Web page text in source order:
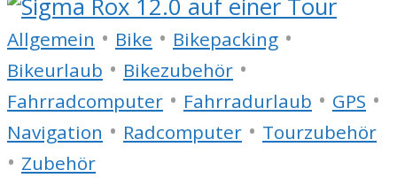
Allgemein • Bike • Bikepacking •
Bikeurlaub • Bikezubehör •
Fahrradcomputer • Fahrradurlaub • GPS •
Navigation • Radcomputer • Tourzubehör
• Zubehör